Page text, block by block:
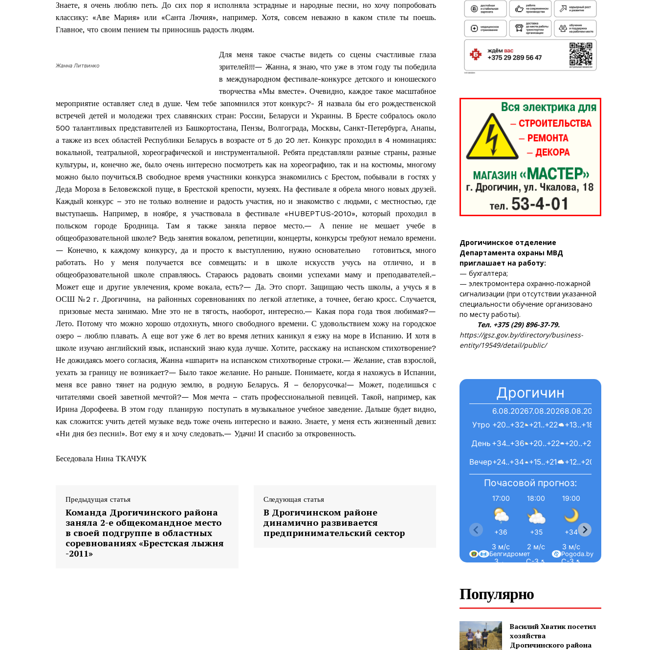
Газета
"Драгічынскі Веснік"
ПОДПИСАТЬСЯ
Редакция "ДВ"
Наша гісторыя
Контакты
Правила использования материалов
Электронные обращения
Знаете, я очень люблю петь. До сих пор я исполняла эстрадные и народные песни, но хочу попробовать
классику: «Аве Мария» или «Санта Лючия», например. Хотя, совсем неважно в каком стиле ты поешь.
Главное, что своим пением ты приносишь радость людям.
Жанна Литвинко
Для меня такое счастье видеть со сцены счастливые глаза
зрителей!!!— Жанна, я знаю, что уже в этом году ты победила
в международном фестивале-конкурсе детского и юношеского
творчества «Мы вместе». Очевидно, каждое такое масштабное
мероприятие оставляет след в душе. Чем тебе запомнился этот конкурс?- Я назвала бы его рождественской
встречей детей и молодежи трех славянских стран: России, Беларуси и Украины. В Бресте собралось около
500 талантливых представителей из Башкортостана, Пензы, Волгограда, Москвы, Санкт-Петербурга, Анапы,
а также из всех областей Республики Беларусь в возрасте от 5 до 20 лет. Конкурс проходил в 4 номинациях:
вокальной, театральной, хореографической и инструментальной. Ребята представляли разные страны, разные
культуры, и, конечно же, было очень интересно посмотреть как на хореографию, так и на костюмы, многому
можно было поучиться.В свободное время участники конкурса знакомились с Брестом, побывали в гостях у
Деда Мороза в Беловежской пуще, в Брестской крепости, музеях. На фестивале я обрела много новых друзей.
Каждый конкурс – это не только волнение и радость участия, но и знакомство с людьми, с местностью, где
выступаешь. Например, в ноябре, я участвовала в фестивале «HUBEPTUS-2010», который проходил в
польском городе Бродница. Там я также заняла первое место.— А пение не мешает учебе в
общеобразовательной школе? Ведь занятия вокалом, репетиции, концерты, конкурсы требуют немало времени.
— Конечно, к каждому конкурсу, да и просто к выступлению, нужно основательно готовиться, много
работать. Но у меня получается все совмещать: и в школе искусств учусь на отлично, и в
общеобразовательной школе справляюсь. Стараюсь радовать своими успехами маму и преподавателей.–
Может еще и другие увлечения, кроме вокала, есть?— Да. Это спорт. Защищаю честь школы, а учусь я в
ОСШ №2 г. Дрогичина, на районных соревнованиях по легкой атлетике, а точнее, бегаю кросс. Случается,
призовые места занимаю. Мне это не в тягость, наоборот, интересно.— Какая пора года твоя любимая?—
Лето. Потому что можно хорошо отдохнуть, много свободного времени. С удовольствием хожу на городское
озеро – люблю плавать. А еще вот уже 6 лет во время летних каникул я езжу на море в Испанию. И хотя в
школе изучаю английский язык, испанский знаю куда лучше. Хотите, расскажу на испанском стихотворение?
Не дожидаясь моего согласия, Жанна «шпарит» на испанском стихотворные строки.— Желание, став взрослой,
уехать за границу не возникает?— Было такое желание. Но раньше. Понимаете, когда я нахожусь в Испании,
меня все равно тянет на родную землю, в родную Беларусь. Я – белорусочка!— Может, поделишься с
читателями своей заветной мечтой?— Моя мечта – стать профессиональной певицей. Такой, например, как
Ирина Дорофеева. В этом году планирую поступать в музыкальное учебное заведение. Дальше будет видно,
как сложится: учить детей музыке ведь тоже очень интересно и важно. Знаете, у меня есть жизненный девиз:
«Ни дня без песни!». Вот ему я и хочу следовать.— Удачи! И спасибо за откровенность.
Беседовала Нина ТКАЧУК
Предыдущая статья
Команда Дрогичинского района
заняла 2-е общекомандное место
в своей подгруппе в областных
соревнованиях «Брестская лыжня
-2011»
Следующая статья
В Дрогичинском районе
динамично развивается
предпринимательский сектор
Дрогичинское отделение
Департамента охраны МВД
приглашает на работу:
— бухгалтера;
— электромонтера охранно-пожарной
сигнализации (при отсутствии указанной
специальности обучение организовано
по месту работы).
Тел. +375 (29) 896-37-79.
https://gsz.gov.by/directory/business-
entity/19549/detail/public/
Дрогичин
6.08.2026
+20..+32
+34..+36
+24..+34
7.08.2026
+21..+22
+20..+22
+15..+21
8.08.2026
+13..+18
+20..+21
+12..+20
Вечер
День
Утро
Почасовой прогноз:
17:00
+36
3 м/с
З ←
18:00
+35
2 м/с
С-З ↖
19:00
+34
3 м/с
С-З ↖
С ↑
Pogoda.by
Белгидромет
Популярно
Василий Хватик посетил
хозяйства
Дрогичинского района